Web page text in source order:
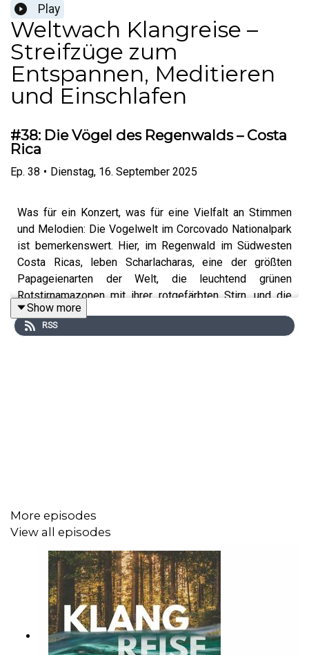
Play
Weltwach Klangreise –
Streifzüge zum
Entspannen, Meditieren
und Einschlafen
#38: Die Vögel des Regenwalds – Costa
Rica
Ep. 38 • Dienstag, 16. September 2025
Was für ein Konzert, was für eine Vielfalt an Stimmen
und Melodien: Die Vogelwelt im Corcovado Nationalpark
ist bemerkenswert. Hier, im Regenwald im Südwesten
Costa Ricas, leben Scharlacharas, eine der größten
Papageienarten der Welt, die leuchtend grünen
Rotstirnamazonen mit ihrer rotgefärbten Stirn, und die
Feuerschnabel-arassaris, ein Spechtvogel aus der
Familie der Turkane.
Show more
RSS
More episodes
View all episodes